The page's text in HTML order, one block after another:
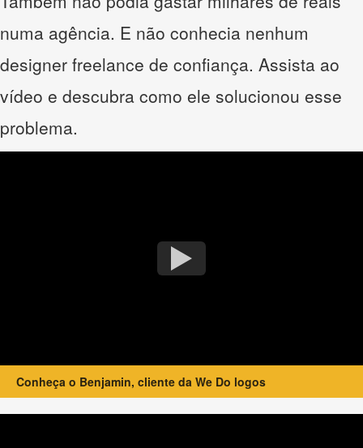
numa agência. E não conhecia nenhum
designer freelance de confiança. Assista ao
vídeo e descubra como ele solucionou esse
problema.
Conheça o Benjamin, cliente da We Do logos